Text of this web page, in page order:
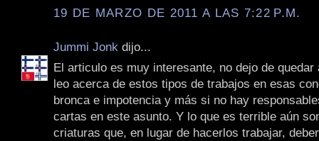
19 DE MARZO DE 2011 A LAS 7:22 P.M.
Jummi Jonk dijo...
El articulo es muy interesante, no dejo de quedar
leo acerca de estos tipos de trabajos en esas
bronca e impotencia y más si no hay
cartas en este asunto. Y lo que es terrible aún
criaturas que, en lugar de hacerlos trabajar,